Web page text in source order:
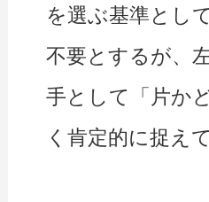
を選ぶ基準とし
不要とするが、
手として「片か
く肯定的に捉え